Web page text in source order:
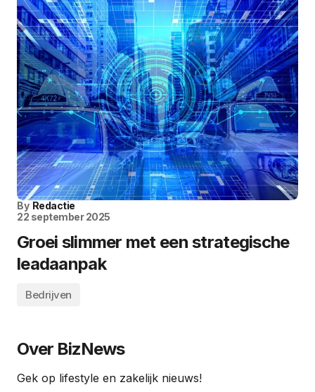
By Redactie
22 september 2025
Groei slimmer met een strategische
leadaanpak
Bedrijven
Over BizNews
Gek op lifestyle en zakelijk nieuws!